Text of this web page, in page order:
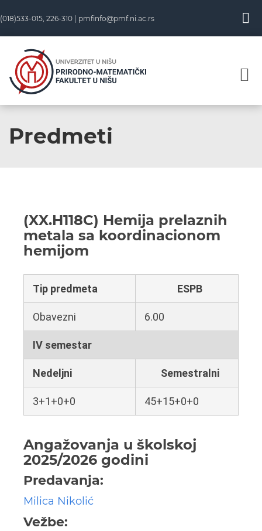
(018)533-015, 226-310 | pmfinfo@pmf.ni.ac.rs
Predmeti
(XX.H118C) Hemija prelaznih
metala sa koordinacionom
hemijom
Tip predmeta ESPB
Obavezni 6.00
IV semestar
Nedeljni Semestralni
3+1+0+0 45+15+0+0
Angažovanja u školskoj
2025/2026 godini
Predavanja:
Milica Nikolić
Vežbe: